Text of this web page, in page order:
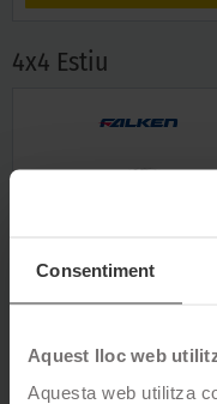
Consentiment
Aquest lloc web
Aquesta web utilitza
4x4 Estiu
VEURE